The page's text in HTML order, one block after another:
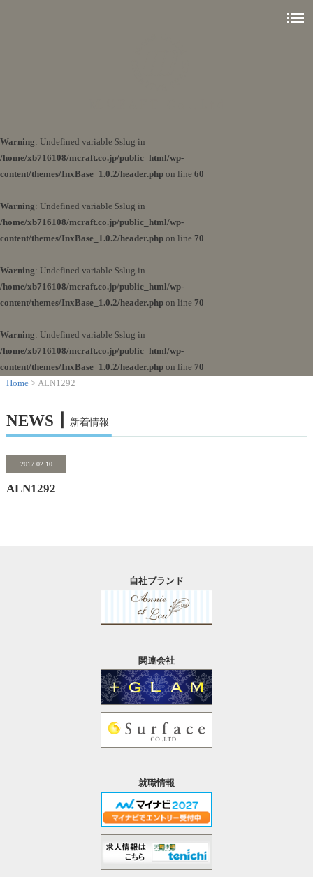
Warning: Undefined variable $slug in
/home/xb716108/mcraft.co.jp/public_html/wp-
content/themes/InxBase_1.0.2/header.php on line 60
Warning: Undefined variable $slug in
/home/xb716108/mcraft.co.jp/public_html/wp-
content/themes/InxBase_1.0.2/header.php on line 70
Warning: Undefined variable $slug in
/home/xb716108/mcraft.co.jp/public_html/wp-
content/themes/InxBase_1.0.2/header.php on line 70
Warning: Undefined variable $slug in
/home/xb716108/mcraft.co.jp/public_html/wp-
content/themes/InxBase_1.0.2/header.php on line 70
Home> ALN1292
NEWS┃ 新着情報
2017.02.10
ALN1292
自社ブランド
関連会社
就職情報